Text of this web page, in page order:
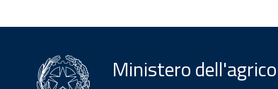
Ministero